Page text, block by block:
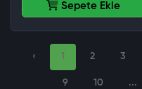
Sepete Ekle
‹ 1 2 3
9 10 ...